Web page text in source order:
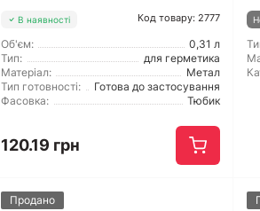
В наявності Код товару: 2777
Об'єм:
0,31 л
Тип:
для герметика
Матеріал:
Метал
Тип готовності:
Готова до застосування
Фасовка:
Тюбик
120.19 грн
Продано